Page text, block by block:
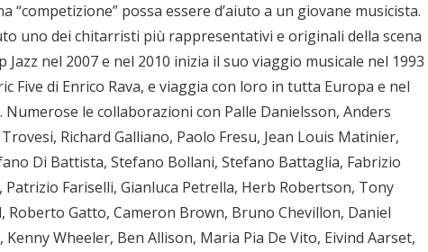
“competizione” possa essere d’aiuto a un giovane musicista.
uno dei chitarristi più rappresentativi e originali della scena
Jazz nel 2007 e nel 2010 inizia il suo viaggio musicale nel 1993
Five di Enrico Rava, e viaggia con loro in tutta Europa e nel
Numerose le collaborazioni con Palle Danielsson, Anders
Richard Galliano, Paolo Fresu, Jean Louis Matinier,
Di Battista, Stefano Bollani, Stefano Battaglia, Fabrizio
Patrizio Fariselli, Gianluca Petrella, Herb Robertson, Tony
Roberto Gatto, Cameron Brown, Bruno Chevillon, Daniel
Kenny Wheeler, Ben Allison, Maria Pia De Vito, Eivind Aarset,